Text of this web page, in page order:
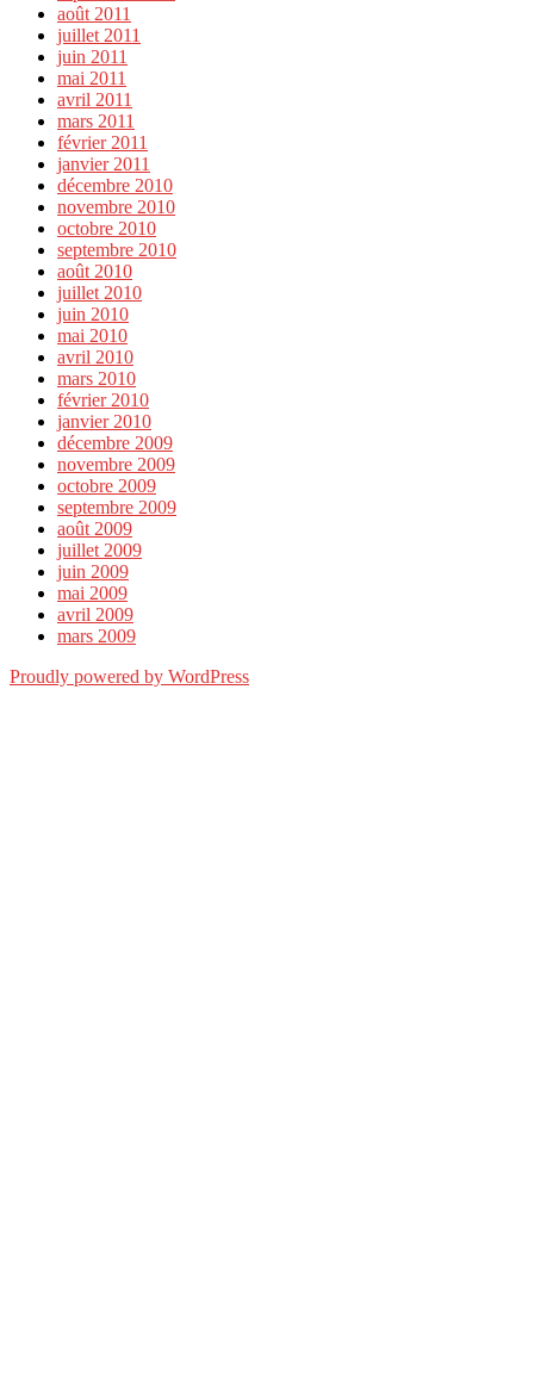
août 2011
juillet 2011
juin 2011
mai 2011
avril 2011
mars 2011
février 2011
janvier 2011
décembre 2010
novembre 2010
octobre 2010
septembre 2010
août 2010
juillet 2010
juin 2010
mai 2010
avril 2010
mars 2010
février 2010
janvier 2010
décembre 2009
novembre 2009
octobre 2009
septembre 2009
août 2009
juillet 2009
juin 2009
mai 2009
avril 2009
mars 2009
Proudly powered by WordPress